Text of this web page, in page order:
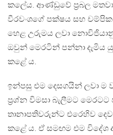
කලේය. ආණ්ඩුවේ ප්‍රබල
වීරවංශගේ පක්ෂය සහ
හෙළ උරුමය ලවා නොවිජියානු
ඔවුන් මෙරටින් පන්නා දැමිය
කළේ ය.
ඉන්පසු එම දෙසගයින් ලවා ම
ප්‍රශ්න විමසා බැලීමට මෙරටට
තානාපතිවරුන්ට එරෙහිව
කළේ ය. ඒ සමඟම එම විදේශ